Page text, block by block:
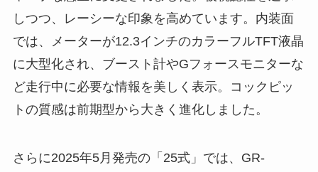
しつつ、レーシーな印象を高めています。内装面
では、メーターが12.3インチのカラーフルTFT液晶
に大型化され、ブースト計やGフォースモニターな
ど走行中に必要な情報を美しく表示。コックピッ
トの質感は前期型から大きく進化しました。
さらに2025年5月発売の「25式」では、GR-